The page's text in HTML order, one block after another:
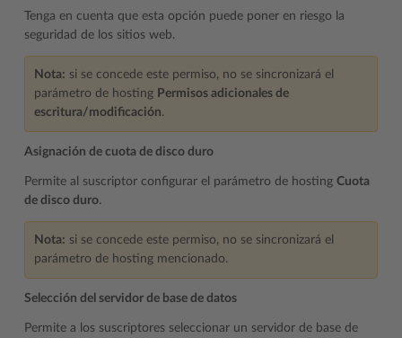
Tenga en cuenta que esta opción puede poner en riesgo la
seguridad de los sitios web.
Nota: si se concede este permiso, no se sincronizará el
parámetro de hosting Permisos adicionales de
escritura/modificación.
Asignación de cuota de disco duro
Permite al suscriptor configurar el parámetro de hosting Cuota
de disco duro.
Nota: si se concede este permiso, no se sincronizará el
parámetro de hosting mencionado.
Selección del servidor de base de datos
Permite a los suscriptores seleccionar un servidor de base de